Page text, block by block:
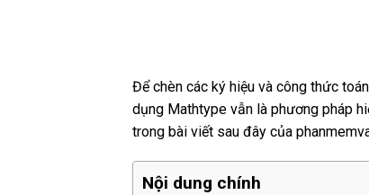
Để chèn các ký hiệu và công thức
dụng Mathtype vẫn là phương pháp
trong bài viết sau đây của
Nội dung chính